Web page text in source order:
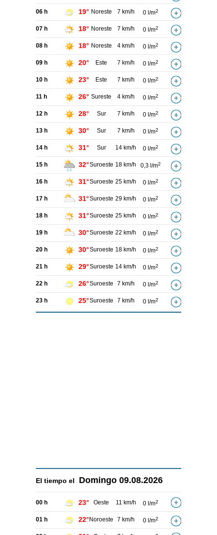
06 h 19° Noreste 7 km/h 0 l/m2
07 h 18° Noreste 7 km/h 0 l/m2
08 h 18° Noreste 4 km/h 0 l/m2
09 h 20° Este 7 km/h 0 l/m2
10 h 23° Este 7 km/h 0 l/m2
11 h 26° Sureste 4 km/h 0 l/m2
12 h 28° Sur 7 km/h 0 l/m2
13 h 30° Sur 7 km/h 0 l/m2
14 h 31° Sur 14 km/h 0 l/m2
15 h 32°Suroeste 18 km/h 0,3 l/m2
16 h 31°Suroeste 25 km/h 0 l/m2
17 h 31°Suroeste 29 km/h 0 l/m2
18 h 31°Suroeste 25 km/h 0 l/m2
19 h 30°Suroeste 22 km/h 0 l/m2
20 h 30°Suroeste 18 km/h 0 l/m2
21 h 29°Suroeste 14 km/h 0 l/m2
22 h 26°Suroeste 7 km/h 0 l/m2
23 h 25°Suroeste 7 km/h 0 l/m2
El tiempo el Domingo 09.08.2026
00 h 23° Oeste 11 km/h 0 l/m2
01 h 22° Noroeste 7 km/h 0 l/m2